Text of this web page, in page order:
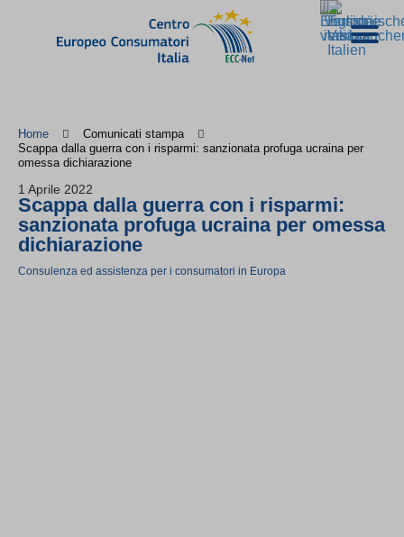
Home
Comunicati stampa
Scappa dalla guerra con i risparmi: sanzionata profuga ucraina per
omessa dichiarazione
1 Aprile 2022
Scappa dalla guerra con i risparmi:
sanzionata profuga ucraina per omessa
dichiarazione
Consulenza ed assistenza per i consumatori in Europa